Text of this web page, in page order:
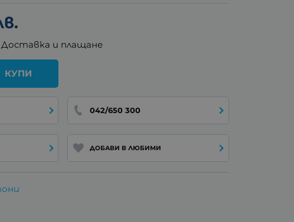
Доставка и плащане
КУПИ
042/650 300
ДОБАВИ В ЛЮБИМИ